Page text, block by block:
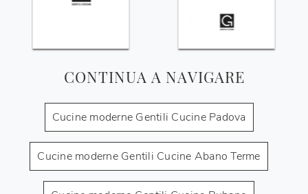
CONTINUA A NAVIGARE
Cucine moderne Gentili Cucine Padova
Cucine moderne Gentili Cucine Abano Terme